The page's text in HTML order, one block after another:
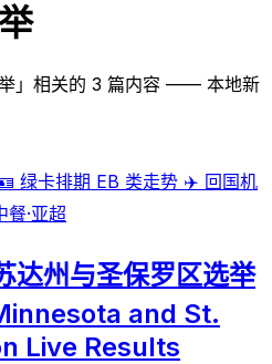
」相关的 3 篇内容 —— 本地新
绿卡排期 EB 类走势 ✈️ 回国机
餐·亚超
达州与圣保罗区选举
and St.
Live Results